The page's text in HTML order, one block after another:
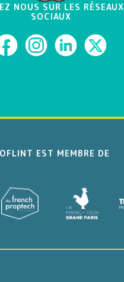
NOUS SUR LES RÉSEAUX
SOCIAUX
EST MEMBRE DE